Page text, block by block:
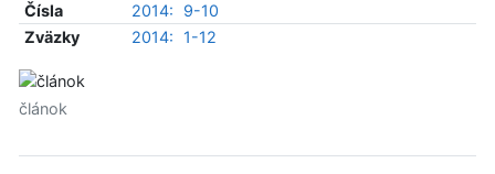
Čísla
2014:
9-10
Zväzky
2014: 1-12
článok